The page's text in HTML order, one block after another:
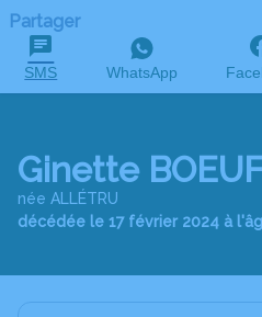
Partager
SMS WhatsApp
Ginette
née ALLÉTRU
décédée le 17 février 2024 à